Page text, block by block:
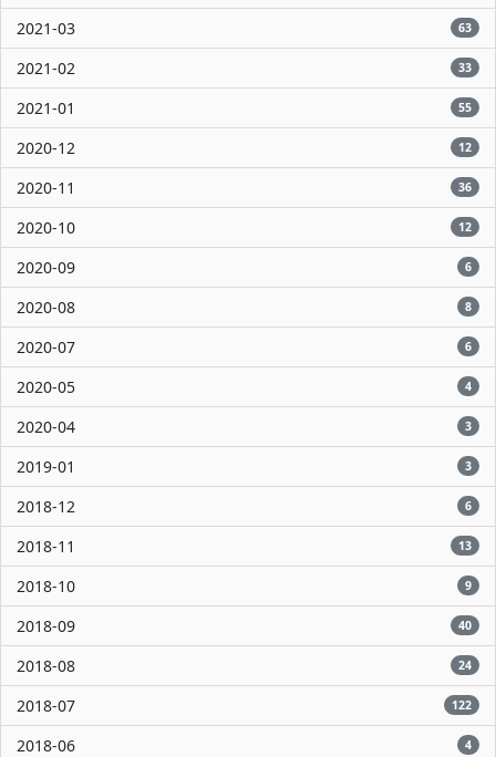
2021-03 63
2021-02 33
2021-01 55
2020-12 12
2020-11 36
2020-10 12
2020-09 6
2020-08 8
2020-07 6
2020-05 4
2020-04 3
2019-01 3
2018-12 6
2018-11 13
2018-10 9
2018-09 40
2018-08 24
2018-07 122
2018-06 4